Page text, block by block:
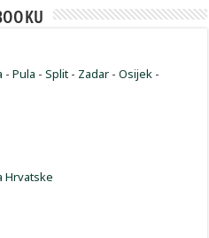
-Pula -Split - Zadar -Osijek -
Hrvatske